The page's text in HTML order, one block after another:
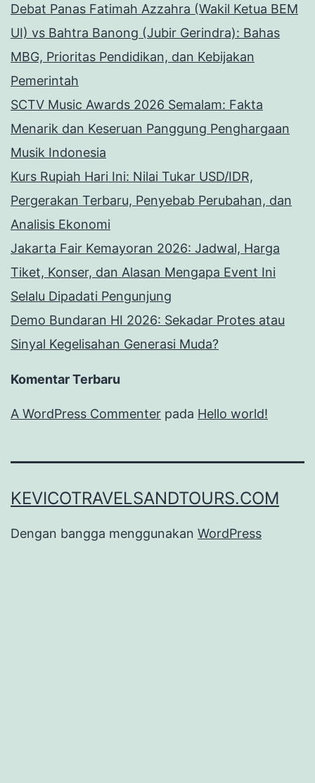
Debat Panas Fatimah Azzahra (Wakil Ketua BEM
UI) vs Bahtra Banong (Jubir Gerindra): Bahas
MBG, Prioritas Pendidikan, dan Kebijakan
Pemerintah
SCTV Music Awards 2026 Semalam: Fakta
Menarik dan Keseruan Panggung Penghargaan
Musik Indonesia
Kurs Rupiah Hari Ini: Nilai Tukar USD/IDR,
Pergerakan Terbaru, Penyebab Perubahan, dan
Analisis Ekonomi
Jakarta Fair Kemayoran 2026: Jadwal, Harga
Tiket, Konser, dan Alasan Mengapa Event Ini
Selalu Dipadati Pengunjung
Demo Bundaran HI 2026: Sekadar Protes atau
Sinyal Kegelisahan Generasi Muda?
Komentar Terbaru
A WordPress Commenter pada Hello world!
KEVICOTRAVELSANDTOURS.COM
Dengan bangga menggunakan WordPress